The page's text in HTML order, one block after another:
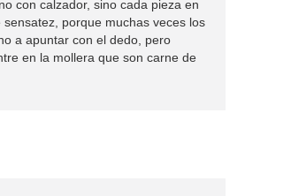
con calzador, sino cada pieza en
porque muchas veces los
a apuntar con el dedo, pero
en la mollera que son carne de